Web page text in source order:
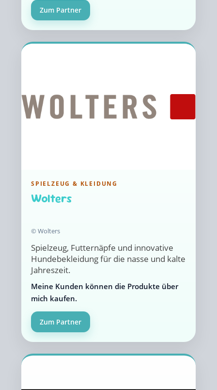
Zum Partner
SPIELZEUG & KLEIDUNG
Wolters
© Wolters
Spielzeug, Futternäpfe und innovative
Hundebekleidung für die nasse und kalte
Jahreszeit.
Meine Kunden können die Produkte über
mich kaufen.
Zum Partner